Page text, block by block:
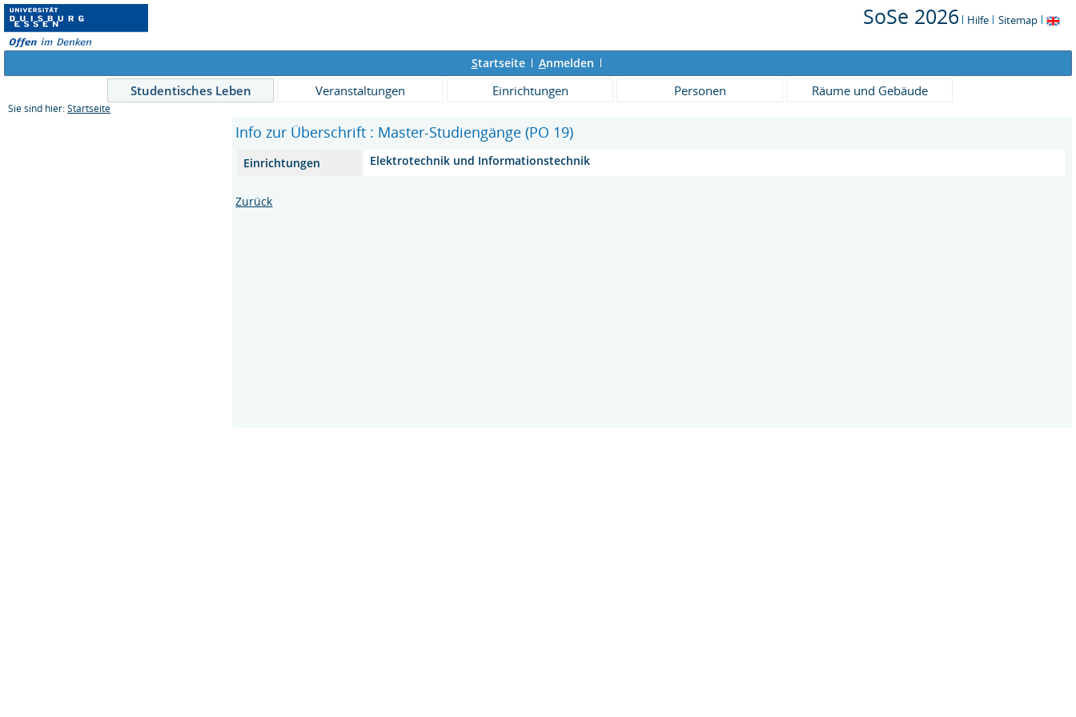
SoSe 2026 Hilfe Sitemap
Startseite Anmelden
Studentisches Leben Veranstaltungen Einrichtungen Personen Räume und Gebäude
Sie sind hier: Startseite
Info zur Überschrift : Master-Studiengänge (PO 19)
Einrichtungen Elektrotechnik und Informationstechnik
Zurück